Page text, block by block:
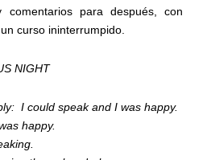
comentarios para después, con
curso ininterrumpido.
NIGHT
I could speak and I was happy.
happy.